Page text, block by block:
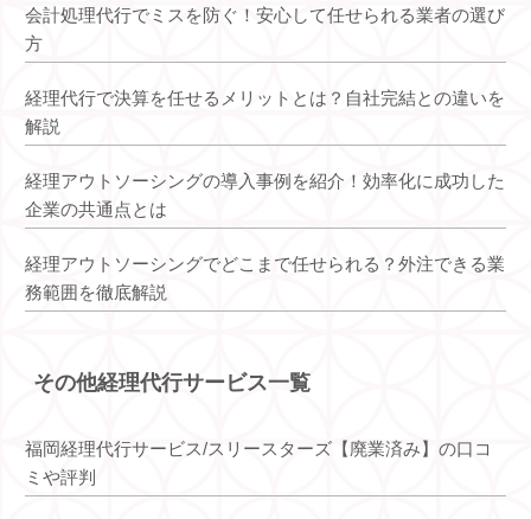
会計処理代行でミスを防ぐ！安心して任せられる業者の選び
方
経理代行で決算を任せるメリットとは？自社完結との違いを
解説
経理アウトソーシングの導入事例を紹介！効率化に成功した
企業の共通点とは
経理アウトソーシングでどこまで任せられる？外注できる業
務範囲を徹底解説
その他経理代行サービス一覧
福岡経理代行サービス/スリースターズ【廃業済み】の口コ
ミや評判